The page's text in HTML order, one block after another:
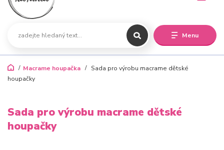
Menu
Macrame houpačka
Sada pro výrobu macrame dětské
houpačky
Sada pro výrobu macrame dětské
houpačky